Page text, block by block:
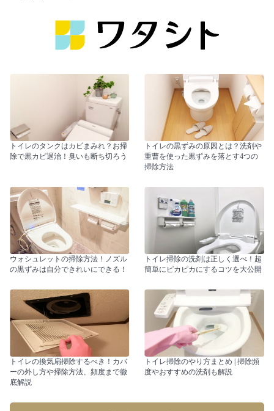
トイレのタンクはカビまみれ？お掃
除で黒カビ退治！臭いも断ち切ろう
トイレの黒ずみの原因とは？洗剤や
重曹を使った黒ずみを落とす4つの
掃除方法
ウォシュレットの掃除方法！ノズル
の黒ずみは自分できれいにできる！
トイレ掃除の洗剤は正しく選べ！超
簡単にピカピカにするコツを大公開
トイレの換気扇掃除するべき！カバ
ーの外し方や掃除方法、頻度まで徹
底解説
トイレ掃除のやり方まとめ | 掃除頻
度やおすすめの洗剤も解説